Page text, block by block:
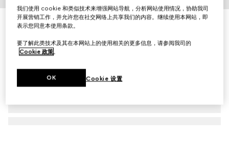
官网专享
古驰绮梦栀子香型女士香水50毫升
£105
我们使用 cookie 和类似技术来增强网站导航，分析网站使用情况，协助我司
开展营销工作，并允许您在社交网络上共享我们的内容。继续使用本网站，即
表示您同意本使用条款。
要了解此类技术及其在本网站上的使用相关的更多信息，请参阅我司的
Cookie 政策。
Cookie 设置
OK